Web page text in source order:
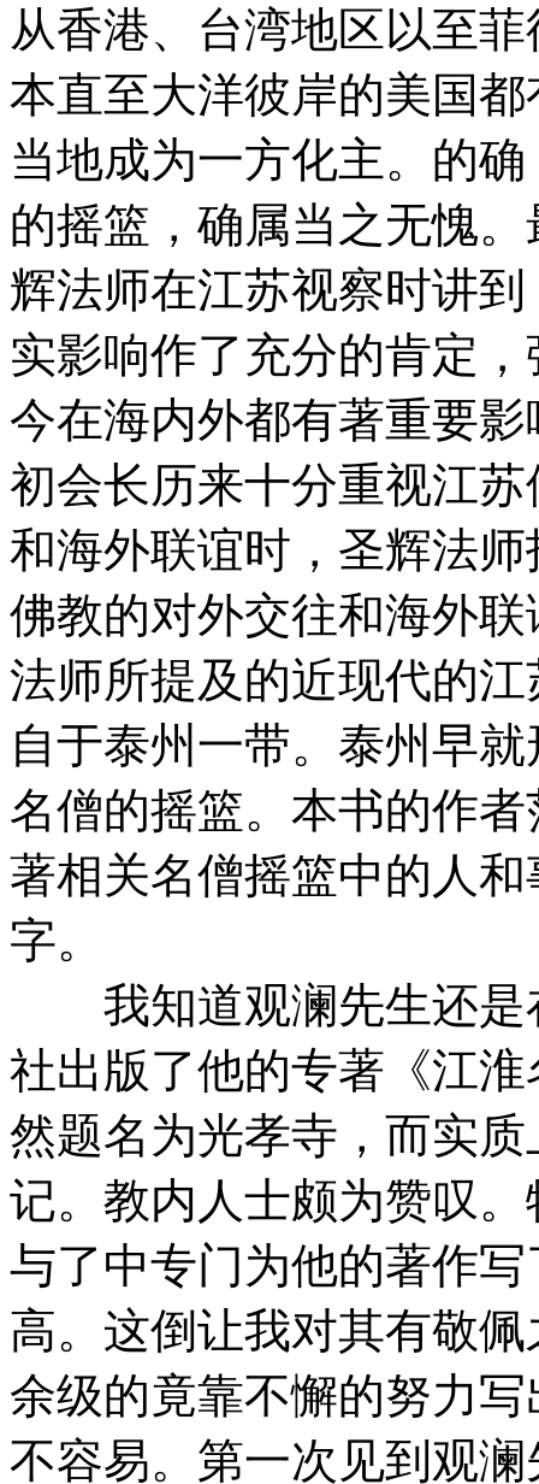
从香港、台湾地区以至
本直至大洋彼岸的美国
当地成为一方化主。的
的摇篮，确属当之无愧
辉法师在江苏视察时讲
实影响作了充分的肯定
今在海内外都有著重要
初会长历来十分重视江
和海外联谊时，圣辉法
佛教的对外交往和海外
法师所提及的近现代的
自于泰州一带。泰州早
名僧的摇篮。本书的作
著相关名僧摇篮中的人
字。
我知道观澜先生还是
社出版了他的专著《江
然题名为光孝寺，而实
记。教内人士颇为赞叹
与了中专门为他的著作
高。这倒让我对其有敬
余级的竟靠不懈的努力
不容易。第一次见到观